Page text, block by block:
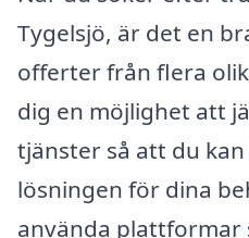
Tygelsjö, är det en
offerter från flera
dig en möjlighet att
tjänster så att du
lösningen för dina
använda plattformar